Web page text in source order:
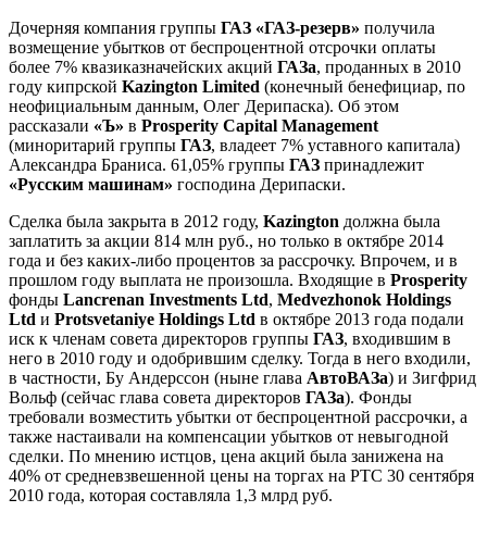
Дочерняя компания группы ГАЗ «ГАЗ-резерв» получила
возмещение убытков от беспроцентной отсрочки оплаты
более 7% квазиказначейских акций ГАЗа, проданных в 2010
году кипрской Kazington Limited (конечный бенефициар, по
неофициальным данным, Олег Дерипаска). Об этом
рассказали «Ъ» в Prosperity Capital Management
(миноритарий группы ГАЗ, владеет 7% уставного капитала)
Александра Браниса. 61,05% группы ГАЗ принадлежит
«Русским машинам» господина Дерипаски.
Сделка была закрыта в 2012 году, Kazington должна была
заплатить за акции 814 млн руб., но только в октябре 2014
года и без каких-либо процентов за рассрочку. Впрочем, и в
прошлом году выплата не произошла. Входящие в Prosperity
фонды Lancrenan Investments Ltd, Medvezhonok Holdings
Ltd и Protsvetaniye Holdings Ltd в октябре 2013 года подали
иск к членам совета директоров группы ГАЗ, входившим в
него в 2010 году и одобрившим сделку. Тогда в него входили,
в частности, Бу Андерссон (ныне глава АвтоВАЗа) и Зигфрид
Вольф (сейчас глава совета директоров ГАЗа). Фонды
требовали возместить убытки от беспроцентной рассрочки, а
также настаивали на компенсации убытков от невыгодной
сделки. По мнению истцов, цена акций была занижена на
40% от средневзвешенной цены на торгах на РТС 30 сентября
2010 года, которая составляла 1,3 млрд руб.